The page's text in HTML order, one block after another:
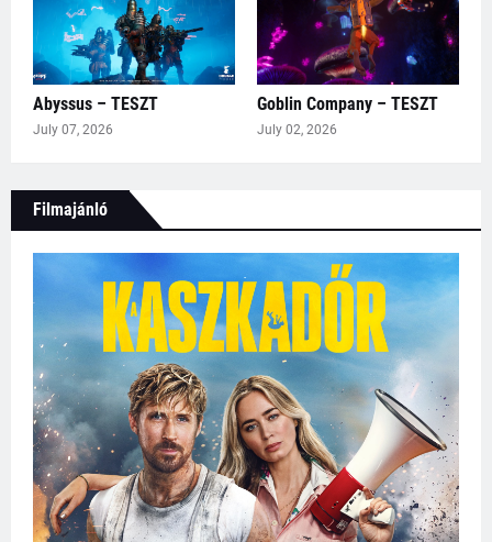
Abyssus – TESZT
July 07, 2026
Goblin Company – TESZT
July 02, 2026
Filmajánló